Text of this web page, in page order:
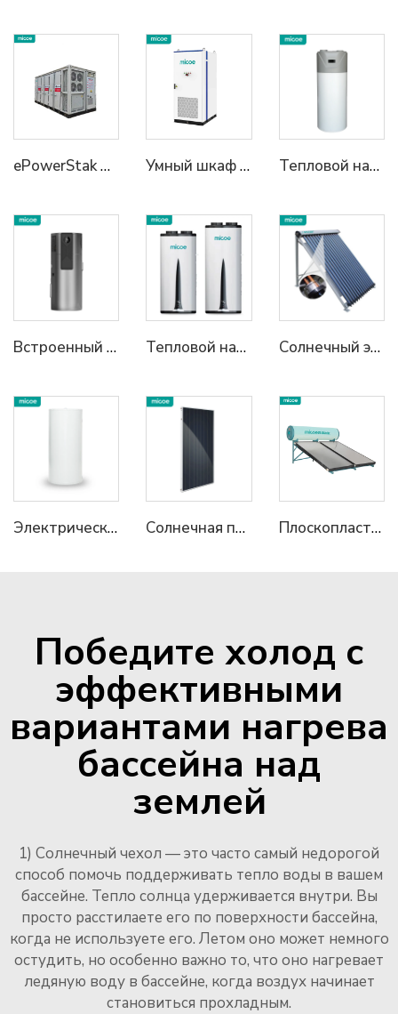
ePowerStak Pro Container ESS 5MWh жидкостное охлаждение IP67 Защита от погодных условий Ядро LFP для надежности энергии в суровых условиях Умный шкаф энергосбережения с воздушным охлаждением ME86A-20K 215кВт·ч/233кВт·ч шкаф накопления энергии 3a72кВт·ч/418кВт·ч шкаф накопления энергии Легковесная промышленная и коммерческая система накопления энергии | быстрый переключатель | полная адаптация к различным условиям Тепловой насос MICOE для нагрева воды на основе воздушной энергии (все в одном)
Встроенный бак для нагрева воды 75C высокой температуры R290 Все в одном тепловом насосе Тепловой насос Micoe 75 градусов R290 настенного типа для нагрева воды Солнечный энергетический коллектор Micoe Вакуумные трубки Теплообменник для нагрева воды
Электрический накопительный водонагреватель – коммерческая серия Солнечная панель 2 Плоскопластинчатый солнечный водонагреватель Micoe с давлением, эмалированный бак объемом 150Л, 200Л, 250Л, 300Л, возможна OEM/ODM сборка
Победите холод с
эффективными
вариантами нагрева
бассейна над
землей
1) Солнечный чехол — это часто самый недорогой
способ помочь поддерживать тепло воды в вашем
бассейне. Тепло солнца удерживается внутри. Вы
просто расстилаете его по поверхности бассейна,
когда не используете его. Летом оно может немного
остудить, но особенно важно то, что оно нагревает
ледяную воду в бассейне, когда воздух начинает
становиться прохладным.